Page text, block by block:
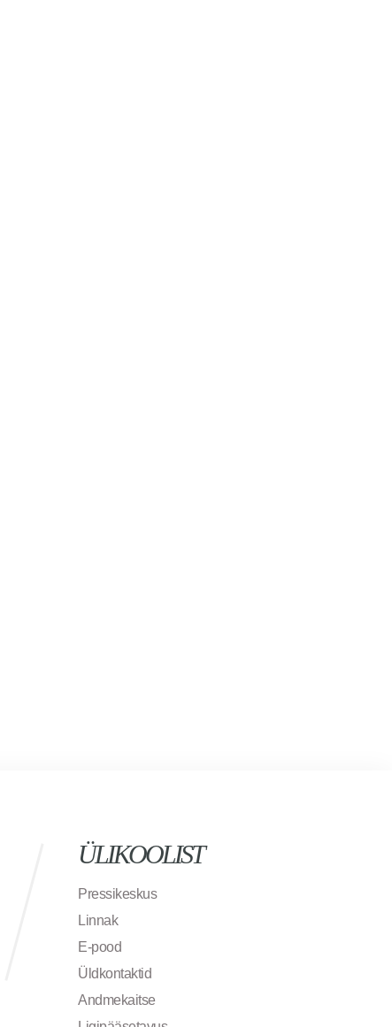
ÜLIKOOLIST
Pressikeskus
Linnak
E-pood
Üldkontaktid
Andmekaitse